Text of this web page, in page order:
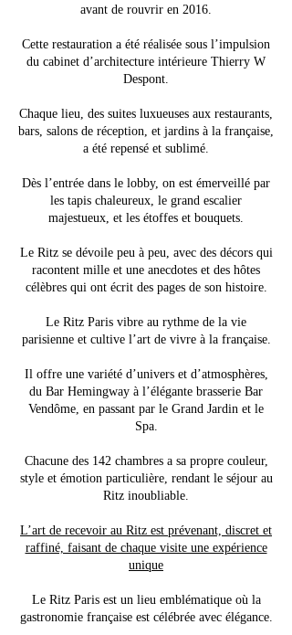
avant de rouvrir en 2016.
Cette restauration a été réalisée sous l’impulsion
du cabinet d’architecture intérieure Thierry W
Despont.
Chaque lieu, des suites luxueuses aux restaurants,
bars, salons de réception, et jardins à la française,
a été repensé et sublimé.
Dès l’entrée dans le lobby, on est émerveillé par
les tapis chaleureux, le grand escalier
majestueux, et les étoffes et bouquets.
Le Ritz se dévoile peu à peu, avec des décors qui
racontent mille et une anecdotes et des hôtes
célèbres qui ont écrit des pages de son histoire.
Le Ritz Paris vibre au rythme de la vie
parisienne et cultive l’art de vivre à la française.
Il offre une variété d’univers et d’atmosphères,
du Bar Hemingway à l’élégante brasserie Bar
Vendôme, en passant par le Grand Jardin et le
Spa.
Chacune des 142 chambres a sa propre couleur,
style et émotion particulière, rendant le séjour au
Ritz inoubliable.
L’art de recevoir au Ritz est prévenant, discret et
raffiné, faisant de chaque visite une expérience
unique
Le Ritz Paris est un lieu emblématique où la
gastronomie française est célébrée avec élégance.